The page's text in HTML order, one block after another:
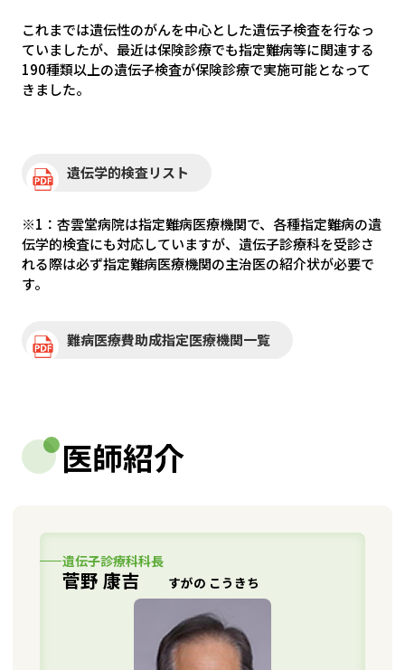
これまでは遺伝性のがんを中心とした遺伝子検査を行なっ
ていましたが、最近は保険診療でも指定難病等に関連する
190種類以上の遺伝子検査が保険診療で実施可能となって
きました。
遺伝学的検査リスト
※1：杏雲堂病院は指定難病医療機関で、各種指定難病の遺
伝学的検査にも対応していますが、遺伝子診療科を受診さ
れる際は必ず指定難病医療機関の主治医の紹介状が必要で
す。
難病医療費助成指定医療機関一覧
医師紹介
遺伝子診療科科長
菅野 康吉 すがの こうきち